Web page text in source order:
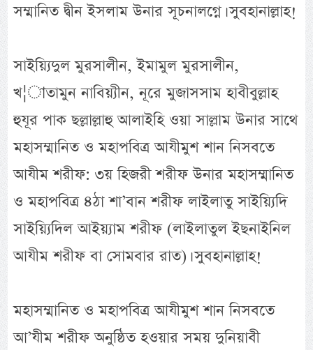
সম্মানিত দ্বীন ইসলাম উনার সূচনালগ্নে। সুবহানাল্লাহ!
সাইয়্যিদুল মুরসালীন, ইমামুল মুরসালীন,
খ¦াতামুন নাবিয়্যীন, নূরে মুজাসসাম হাবীবুল্লাহ
হুযূর পাক ছল্লাল্লাহু আলাইহি ওয়া সাল্লাম উনার সাথে
মহাসম্মানিত ও মহাপবিত্র আযীমুশ শান নিসবতে
আযীম শরীফ: ৩য় হিজরী শরীফ উনার মহাসম্মানিত
ও মহাপবিত্র ৪ঠা শা’বান শরীফ লাইলাতু সাইয়্যিদি
সাইয়্যিদিল আইয়্যাম শরীফ (লাইলাতুল ইছনাইনিল
আযীম শরীফ বা সোমবার রাত)। সুবহানাল্লাহ!
মহাসম্মানিত ও মহাপবিত্র আযীমুশ শান নিসবতে
আ’যীম শরীফ অনুষ্ঠিত হওয়ার সময় দুনিয়াবী